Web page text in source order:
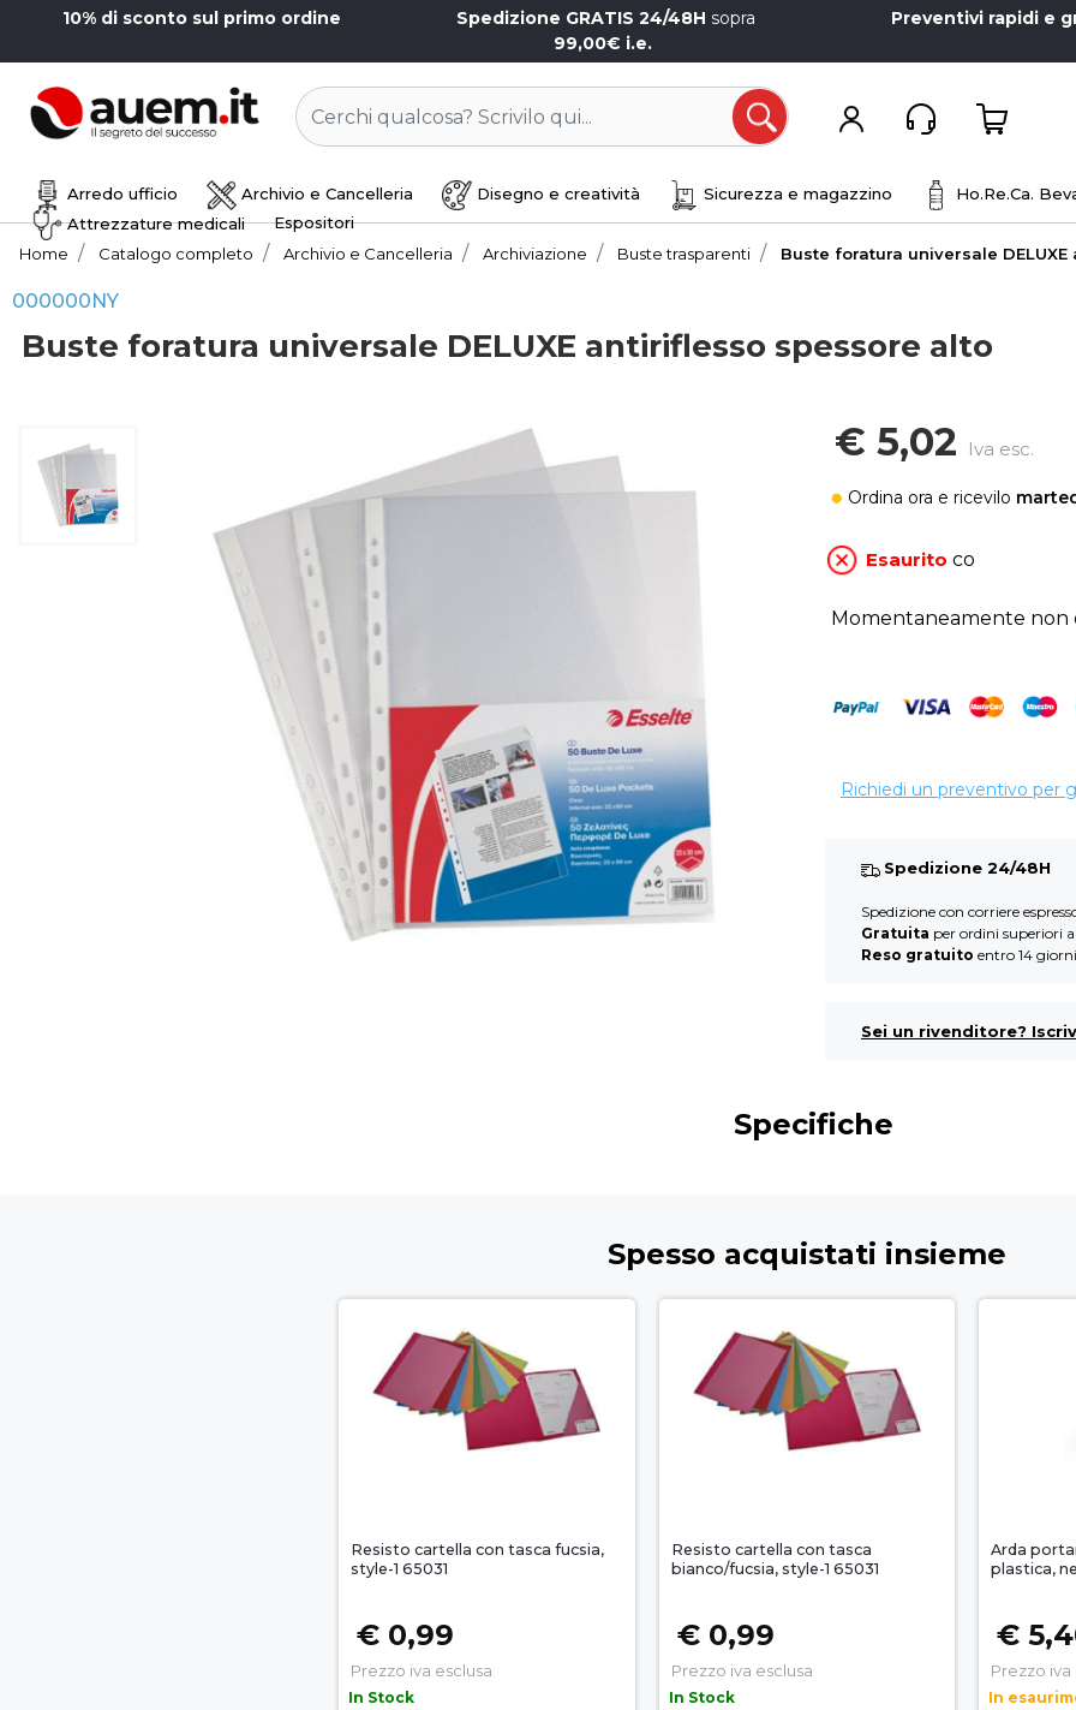
10% di sconto sul primo ordine Spedizione GRATIS 24/48H sopra
99,00€ i.e.
Preventivi rapidi e
Arredo ufficio Archivio e Cancelleria Disegno e creatività Sicurezza e magazzino Ho.Re.Ca.
Attrezzature medicali
Espositori
Home
Catalogo completo Archivio e Cancelleria Archiviazione Buste trasparenti Buste foratura universale
000000NY
Buste foratura universale DELUXE antiriflesso spessore alto
€ 5,02 Iva esc.
Ordina ora e ricevilo
Esaurito co
Momentaneamente non
Richiedi un preventivo per
Spedizione 24/48H
Spedizione con corriere
Gratuita per ordini superiori a
Reso gratuito entro 14 giorni
Sei un rivenditore?
Specifiche
Spesso acquistati insieme
Resisto cartella con tasca fucsia,
style-1 65031
€ 0,99
Prezzo iva esclusa
In Stock
Resisto cartella con tasca
bianco/fucsia, style-1 65031
€ 0,99
Prezzo iva esclusa
In Stock
Arda
plastica,
€
Prezzo iva
In